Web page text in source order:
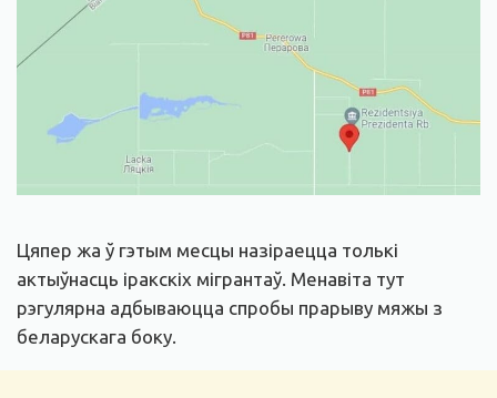
Цяпер жа ў гэтым месцы назіраецца толькі
актыўнасць іракскіх мігрантаў. Менавіта тут
рэгулярна адбываюцца спробы прарыву мяжы з
беларускага боку.